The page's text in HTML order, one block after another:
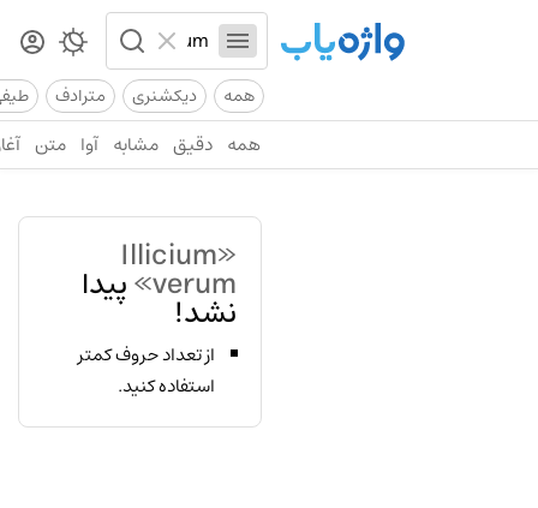
همه دیکشنری مترادف
همه دقیق مشابه آوا متن
«Illicium
verum» پیدا
نشد!
از تعداد حروف کمتر
استفاده کنید.